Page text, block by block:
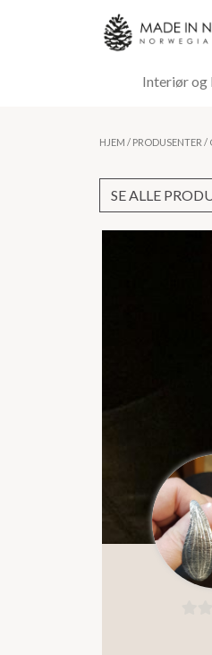
Interiør og
HJEM / PRODUSENTER /
SE ALLE